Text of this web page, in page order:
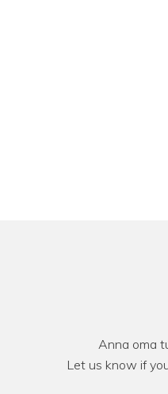
Anna oma
Let us know if